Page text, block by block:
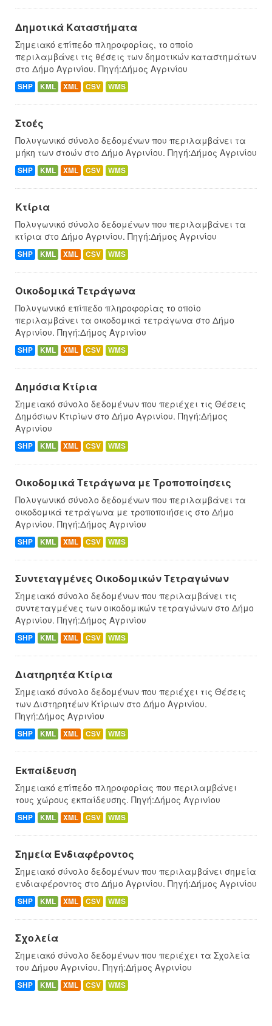
Δημοτικά Καταστήματα
Σημειακό επίπεδο πληροφορίας, το οποίο
περιλαμβάνει τις θέσεις των δημοτικών καταστημάτων
στο Δήμο Αγρινίου. Πηγή:Δήμος Αγρινίου
SHP KML XML CSV WMS
Στοές
Πολυγωνικό σύνολο δεδομένων που περιλαμβάνει τα
μήκη των στοών στο Δήμο Αγρινίου. Πηγή:Δήμος Αγρινίου
SHP KML XML CSV WMS
Κτίρια
Πολυγωνικό σύνολο δεδομένων που περιλαμβάνει τα
κτίρια στο Δήμο Αγρινίου. Πηγή:Δήμος Αγρινίου
SHP KML XML CSV WMS
Οικοδομικά Τετράγωνα
Πολυγωνικό επίπεδο πληροφορίας το οποίο
περιλαμβάνει τα οικοδομικά τετράγωνα στο Δήμο
Αγρινίου. Πηγή:Δήμος Αγρινίου
SHP KML XML CSV WMS
Δημόσια Κτίρια
Σημειακό σύνολο δεδομένων που περιέχει τις Θέσεις
Δημόσιων Κτιρίων στο Δήμο Αγρινίου. Πηγή:Δήμος
Αγρινίου
SHP KML XML CSV WMS
Οικοδομικά Τετράγωνα με Τροποποίησεις
Πολυγωνικό σύνολο δεδομένων που περιλαμβάνει τα
οικοδομικά τετράγωνα με τροποποιήσεις στο Δήμο
Αγρινίου. Πηγή:Δήμος Αγρινίου
SHP KML XML CSV WMS
Συντεταγμένες Oικοδομικών Tετραγώνων
Σημειακό σύνολο δεδομένων που περιλαμβάνει τις
συντεταγμένες των οικοδομικών τετραγώνων στο Δήμο
Αγρινίου. Πηγή:Δήμος Αγρινίου
SHP KML XML CSV WMS
Διατηρητέα Κτίρια
Σημειακό σύνολο δεδομένων που περιέχει τις Θέσεις
των Διστηρητέων Κτίριων στο Δήμο Αγρινίου.
Πηγή:Δήμος Αγρινίου
SHP KML XML CSV WMS
Εκπαίδευση
Σημειακό επίπεδο πληροφορίας που περιλαμβάνει
τους χώρους εκπαίδευσης. Πηγή:Δήμος Αγρινίου
SHP KML XML CSV WMS
Σημεία Ενδιαφέροντος
Σημειακό σύνολο δεδομένων που περιλαμβάνει σημεία
ενδιαφέροντος στο Δήμο Αγρινίου. Πηγή:Δήμος Αγρινίου
SHP KML XML CSV WMS
Σχολεία
Σημειακό σύνολο δεδομένων που περιέχει τα Σχολεία
του Δήμου Αγρινίου. Πηγή:Δήμος Αγρινίου
SHP KML XML CSV WMS